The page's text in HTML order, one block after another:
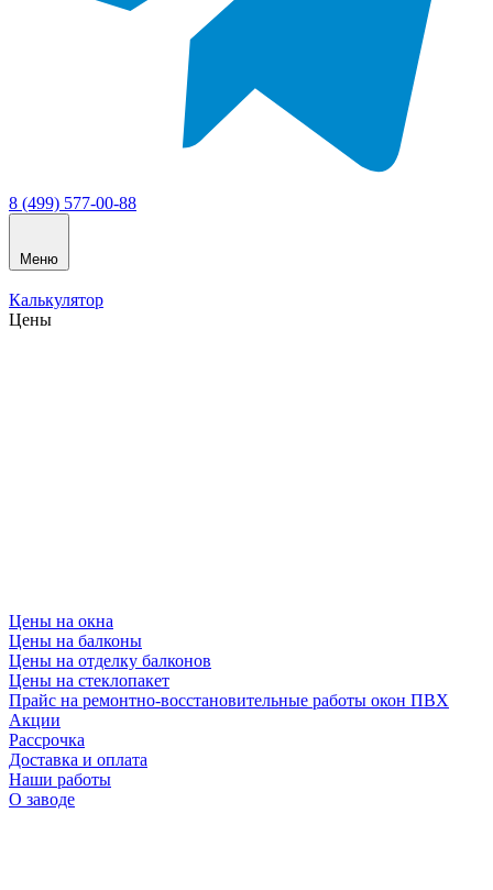
8 (499) 577-00-88
Меню
Калькулятор
Цены
Цены на окна
Цены на балконы
Цены на отделку балконов
Цены на стеклопакет
Прайс на ремонтно-восстановительные работы окон ПВХ
Акции
Рассрочка
Доставка и оплата
Наши работы
О заводе